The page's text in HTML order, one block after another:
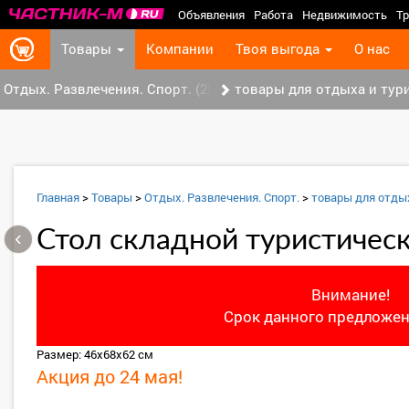
Объявления Работа Недвижимость
Товары Компании Твоя выгода О нас
Отдых. Развлечения. Спорт. (2) товары для отдыха и
Главная>Товары >Отдых. Развлечения. Спорт.>товары для
Стол складной
Внимание!
Срок данного
Размер: 46х68х62 см
Акция до 24 мая!
‹